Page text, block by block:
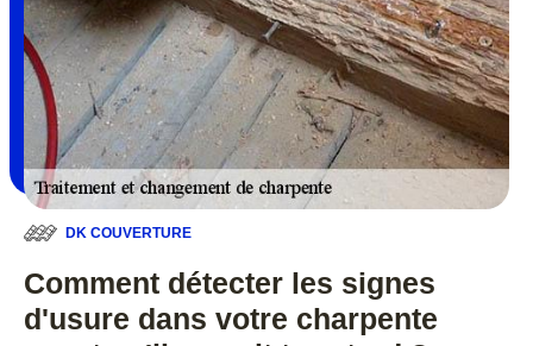
DK COUVERTURE
Comment détecter les signes
d'usure dans votre charpente